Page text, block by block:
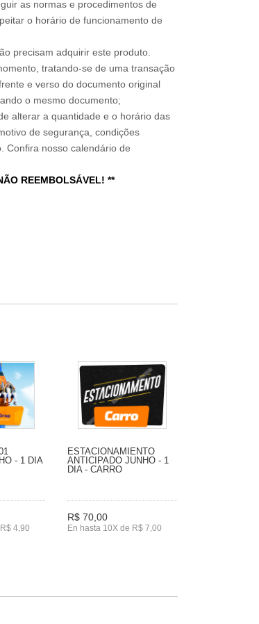
as normas e procedimentos de
o horário de funcionamento de
precisam adquirir este produto.
tratando-se de uma transação
e verso do documento original
o mesmo documento;
alterar a quantidade e o horário das
de segurança, condições
Confira nosso calendário de
REEMBOLSÁVEL! **
- 1 DIA
4,90
ESTACIONAMIENTO
ANTICIPADO JUNHO - 1
DIA - CARRO
R$ 70,00
En hasta 10X de R$ 7,00